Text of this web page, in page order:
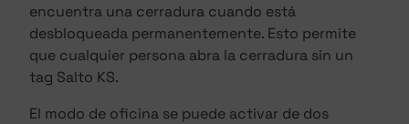
encuentra una cerradura cuando está
desbloqueada permanentemente. Esto permite
que cualquier persona abra la cerradura sin un
tag Salto KS.
El modo de oficina se puede activar de dos